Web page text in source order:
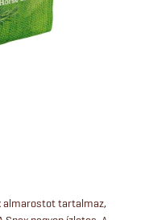
almarostot tartalmaz,